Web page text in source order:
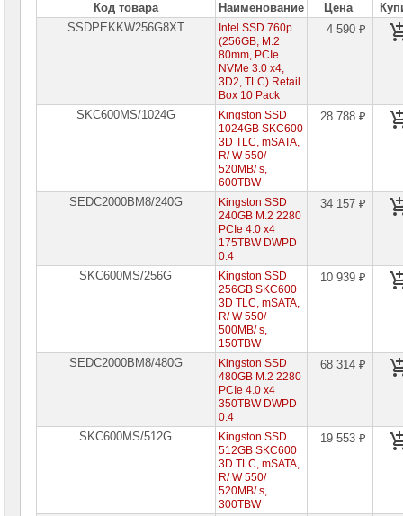
Пассивное
сетевое
оборудование
Платформы
AMD
Код товара Наименование Цена
SSDPEKKW256G8XT
Intel SSD 760p
(256GB, M.2
80mm, PCIe
NVMe 3.0 x4,
3D2, TLC) Retail
Box 10 Pack
4 590 ₽
SKC600MS/1024G
Kingston SSD
1024GB SKC600
3D TLC, mSATA,
R/ W 550/
520MB/ s,
600TBW
28 788 ₽
SEDC2000BM8/240G
Kingston SSD
240GB M.2 2280
PCIe 4.0 x4
175TBW DWPD
0.4
34 157 ₽
SKC600MS/256G
Kingston SSD
256GB SKC600
3D TLC, mSATA,
R/ W 550/
500MB/ s,
150TBW
10 939 ₽
SEDC2000BM8/480G
Kingston SSD
480GB M.2 2280
PCIe 4.0 x4
350TBW DWPD
0.4
68 314 ₽
SKC600MS/512G
Kingston SSD
512GB SKC600
3D TLC, mSATA,
R/ W 550/
520MB/ s,
300TBW
19 553 ₽